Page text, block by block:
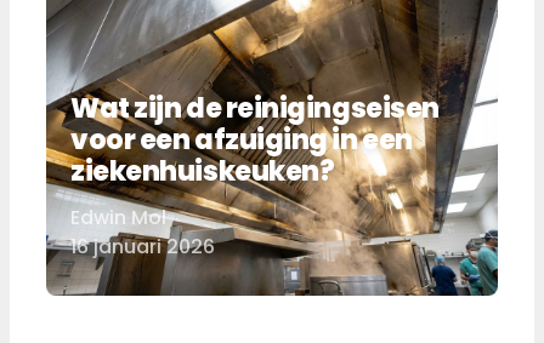
Wat zijn de reinigingseisen
voor een afzuiging in een
ziekenhuiskeuken?
Door
Edwin Mol
16 januari 2026